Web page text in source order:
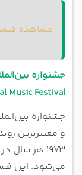
مشاهده
Music Festival)
جشنواره
و معتبرترین
۱۹۷۳ هر
می‌شود. این